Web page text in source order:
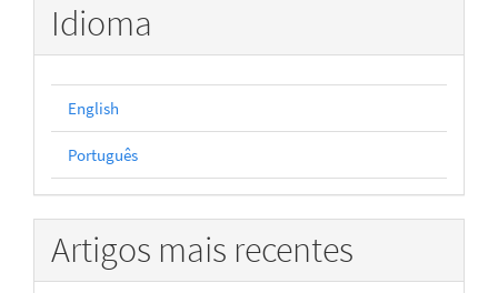
Idioma
English
Português
Artigos mais recentes